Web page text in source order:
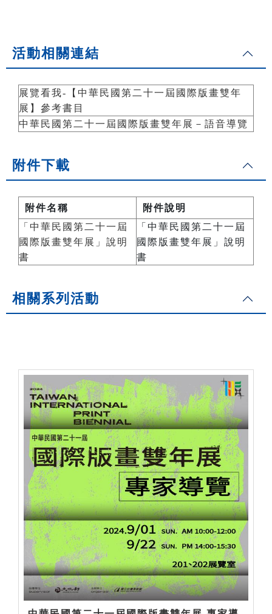
活動相關連結
展覽看我-【中華民國第二十一屆國際版畫雙年
展】參考書目
中華民國第二十一屆國際版畫雙年展－語音導覽
附件下載
附件名稱
附件說明
「中華民國第二十一屆
國際版畫雙年展」說明
書
「中華民國第二十一屆
國際版畫雙年展」說明
書
相關系列活動